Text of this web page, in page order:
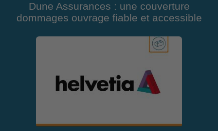
Dune Assurances : une couverture
dommages ouvrage fiable et accessible